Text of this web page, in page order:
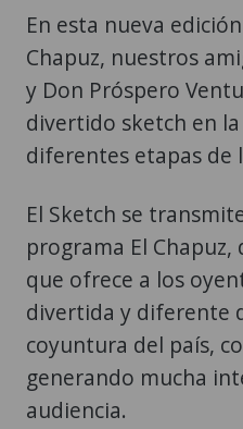
En esta nueva
Chapuz, nuestros
y Don Próspero
divertido sketch en
diferentes etapas de
El Sketch se
programa El Chapuz,
que ofrece a los
divertida y diferente
coyuntura del país,
generando mucha
audiencia.